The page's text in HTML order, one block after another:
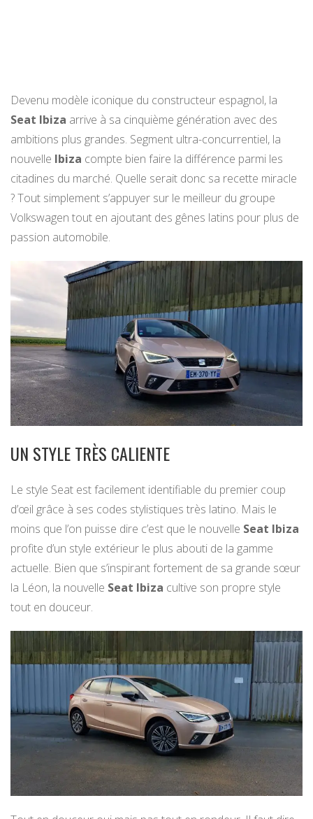
Devenu modèle iconique du constructeur espagnol, la
Seat Ibiza arrive à sa cinquième génération avec des
ambitions plus grandes. Segment ultra-concurrentiel, la
nouvelle Ibiza compte bien faire la différence parmi les
citadines du marché. Quelle serait donc sa recette miracle
? Tout simplement s’appuyer sur le meilleur du groupe
Volkswagen tout en ajoutant des gênes latins pour plus de
passion automobile.
UN STYLE TRÈS CALIENTE
Le style Seat est facilement identifiable du premier coup
d’œil grâce à ses codes stylistiques très latino. Mais le
moins que l’on puisse dire c’est que le nouvelle Seat Ibiza
profite d’un style extérieur le plus abouti de la gamme
actuelle. Bien que s’inspirant fortement de sa grande sœur
la Léon, la nouvelle Seat Ibiza cultive son propre style
tout en douceur.